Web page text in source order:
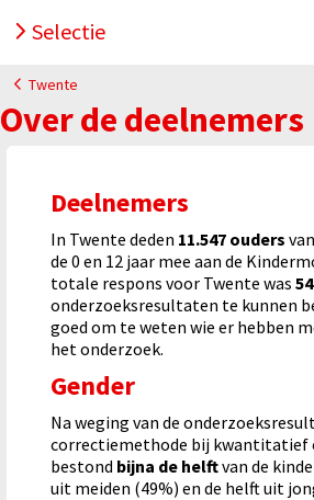
Selectie
Twente
Over de deelnemers
Deelnemers
In Twente deden 11.547 ouders
de 0 en 12 jaar mee aan de
totale respons voor Twente was
onderzoeksresultaten te kunnen
goed om te weten wie er hebben
het onderzoek.
Gender
Na weging van de
correctiemethode bij kwantitatief
bestond bijna de helftvan de
uit meiden (49%) en de helft uit